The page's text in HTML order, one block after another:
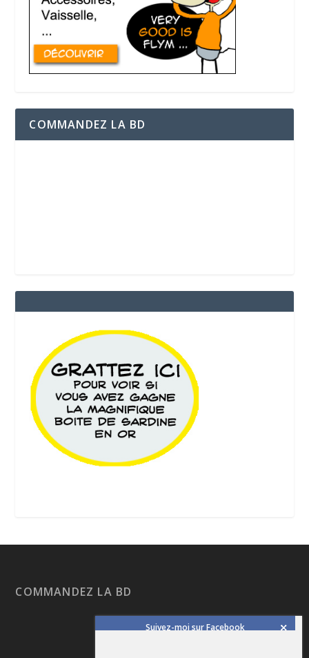
COMMANDEZ LA BD
COMMANDEZ LA BD
Suivez-moi sur Facebook